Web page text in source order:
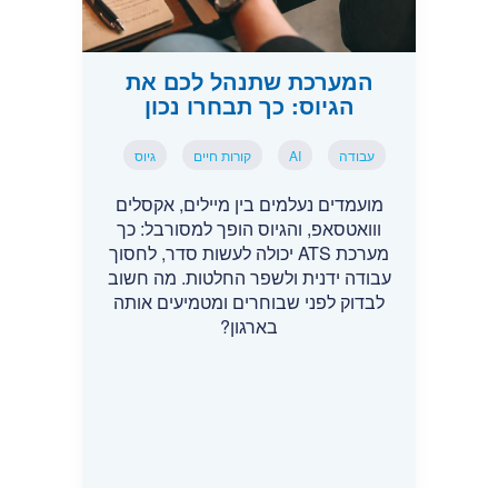
המערכת שתנהל לכם את
הגיוס: כך תבחרו נכון
עבודה AI קורות חיים גיוס
מועמדים נעלמים בין מיילים, אקסלים
ווואטסאפ, והגיוס הופך למסורבל: כך
מערכת ATS יכולה לעשות סדר, לחסוך
עבודה ידנית ולשפר החלטות. מה חשוב
לבדוק לפני שבוחרים ומטמיעים אותה
בארגון?